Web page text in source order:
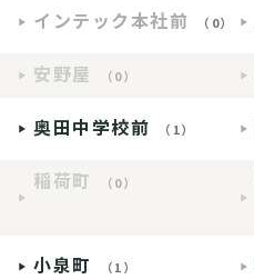
インテック本社前 （0）
安野屋 （0）
奥田中学校前 （1）
稲荷町 （0）
小泉町 （1）